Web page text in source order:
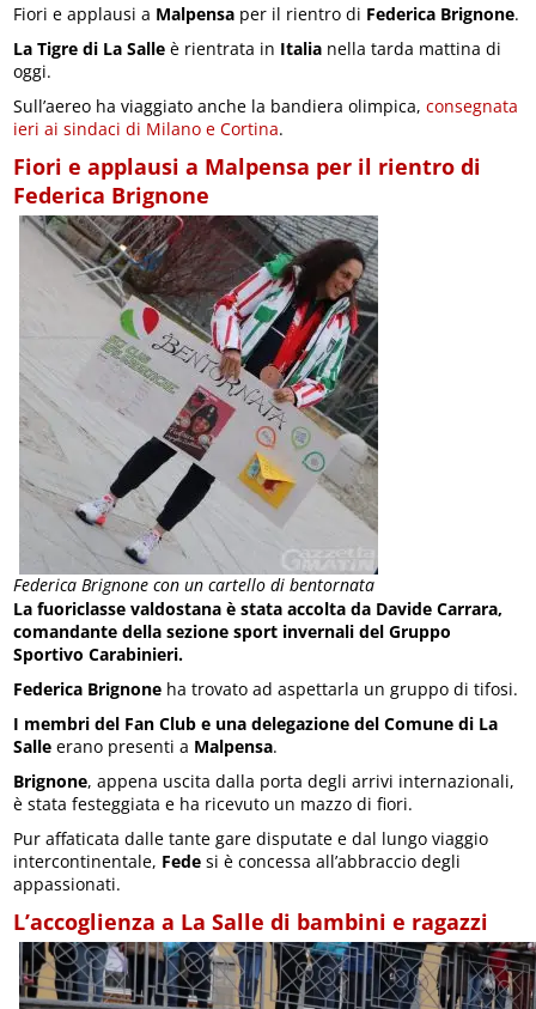
Fiori e applausi a Malpensa per il rientro di Federica Brignone.
La Tigre di La Salle è rientrata in Italia nella tarda mattina di
oggi.
Sull’aereo ha viaggiato anche la bandiera olimpica,consegnata
ieri ai sindaci di Milano e Cortina.
Fiori e applausi a Malpensa per il rientro di
Federica Brignone
Federica Brignone con un cartello di bentornata
La fuoriclasse valdostana è stata accolta da Davide Carrara,
comandante della sezione sport invernali del Gruppo
Sportivo Carabinieri.
Federica Brignone ha trovato ad aspettarla un gruppo di tifosi.
I membri del Fan Club e una delegazione del Comune di La
Salle erano presenti a Malpensa.
Brignone, appena uscita dalla porta degli arrivi internazionali,
è stata festeggiata e ha ricevuto un mazzo di fiori.
Pur affaticata dalle tante gare disputate e dal lungo viaggio
intercontinentale, Fede si è concessa all’abbraccio degli
appassionati.
L’accoglienza a La Salle di bambini e ragazzi